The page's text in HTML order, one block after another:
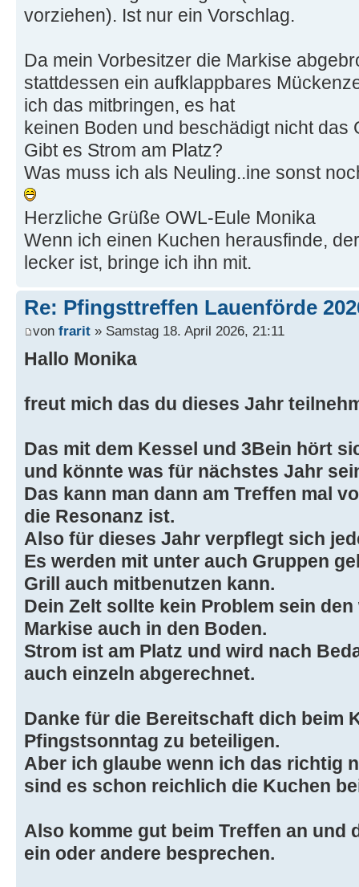
vorziehen). Ist nur ein Vorschlag.
Da mein Vorbesitzer die Markise
stattdessen ein aufklappbares
ich das mitbringen, es hat
keinen Boden und beschädigt nicht das
Gibt es Strom am Platz?
Was muss ich als Neuling..ine sonst
Herzliche Grüße OWL-Eule Monika
Wenn ich einen Kuchen herausfinde,
lecker ist, bringe ich ihn mit.
Re: Pfingsttreffen Lauenförde
von frarit » Samstag 18. April 2026, 21:11
Hallo Monika
freut mich das du dieses Jahr
Das mit dem Kessel und 3Bein hört
und könnte was für nächstes Jahr
Das kann man dann am Treffen mal
die Resonanz ist.
Also für dieses Jahr verpflegt sich
Es werden mit unter auch Gruppen
Grill auch mitbenutzen kann.
Dein Zelt sollte kein Problem sein
Markise auch in den Boden.
Strom ist am Platz und wird nach
auch einzeln abgerechnet.
Danke für die Bereitschaft dich beim
Pfingstsonntag zu beteiligen.
Aber ich glaube wenn ich das richtig
sind es schon reichlich die Kuchen
Also komme gut beim Treffen an und
ein oder andere besprechen.